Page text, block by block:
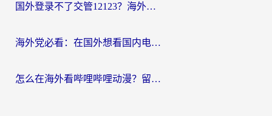
国外登录不了交管12123？海外华人亲测有效的回国加速器选择指南
海外党必看：在国外想看国内电视剧用什么软件？3步解决地域限制
怎么在海外看哔哩哔哩动漫？留学生亲测有效的回国加速方案